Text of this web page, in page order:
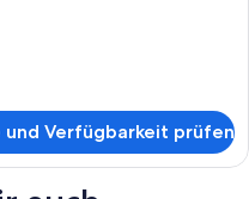
und Verfügbarkeit prüfen